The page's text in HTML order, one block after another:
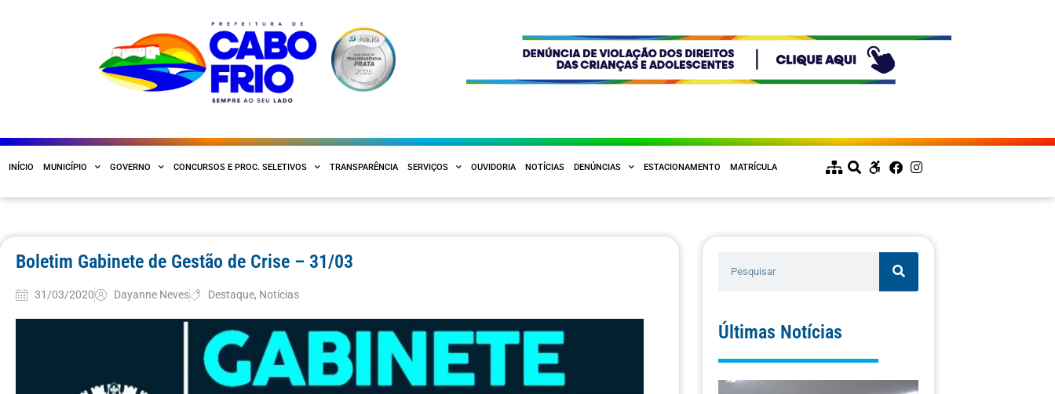
INÍCIO MUNICÍPIO GOVERNO CONCURSOS E PROC. SELETIVOS TRANSPARÊNCIA SERVIÇOS OUVIDORIA NOTÍCIAS DENÚNCIAS ESTACIONAMENTO MATRÍCULA
Boletim Gabinete de Gestão de Crise – 31/03
31/03/2020 Dayanne Neves Destaque, Notícias
Últimas Notícias